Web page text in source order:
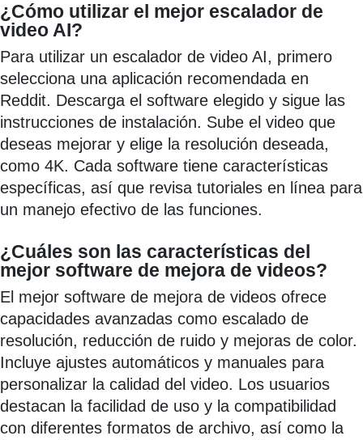
¿Cómo utilizar el mejor escalador de
video AI?
Para utilizar un escalador de video AI, primero
selecciona una aplicación recomendada en
Reddit. Descarga el software elegido y sigue las
instrucciones de instalación. Sube el video que
deseas mejorar y elige la resolución deseada,
como 4K. Cada software tiene características
específicas, así que revisa tutoriales en línea para
un manejo efectivo de las funciones.
¿Cuáles son las características del
mejor software de mejora de videos?
El mejor software de mejora de videos ofrece
capacidades avanzadas como escalado de
resolución, reducción de ruido y mejoras de color.
Incluye ajustes automáticos y manuales para
personalizar la calidad del video. Los usuarios
destacan la facilidad de uso y la compatibilidad
con diferentes formatos de archivo, así como la